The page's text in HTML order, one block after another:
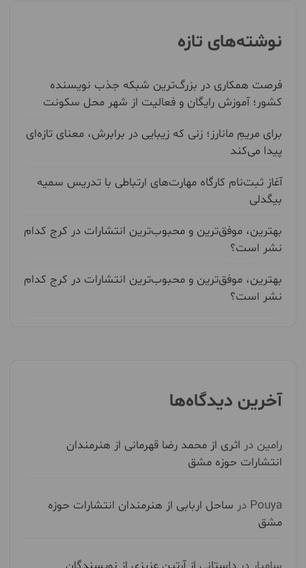
نوشته‌های تازه
فرصت همکاری در بزرگ‌ترین شبکه جذب نویسنده
کشور؛ آموزش رایگان و فعالیت از شهر محل سکونت
برای مریمِ مانارز؛ زنی که زیبایی در برابرش، معنای تازه‌ای
پیدا می‌کند
آغاز ثبت‌نام کارگاه مهارت‌های ارتباطی با تدریس سمیه
بیگدلی
بهترین، موفق‌ترین و محبوب‌ترین انتشارات در کرج کدام
نشر است؟
بهترین، موفق‌ترین و محبوب‌ترین انتشارات در کرج کدام
نشر است؟
آخرین دیدگاه‌ها
رامیندر اثری از محمد رضا قهرمانی از هنرمندان
انتشارات حوزه مشق
Pouyaدر ساحل اربابی از هنرمندان انتشارات حوزه
مشق